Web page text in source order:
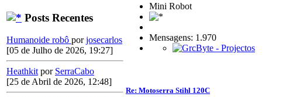
Posts Recentes
Humanoide robô porjosecarlos
[05 de Julho de 2026, 19:27]
Heathkit por SerraCabo
[25 de Abril de 2026, 12:48]
Mini Robot
Mensagens: 1.970
Re: Motoserra Stihl 120C